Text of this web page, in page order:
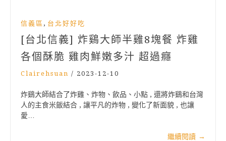
信義區 , 台北好好吃
[台北信義] 炸鷄大師半雞8塊餐 炸雞
各個酥脆 雞肉鮮嫩多汁 超過癮
Clairehsuan / 2023-12-10
炸鷄大師結合了炸雞、炸物、飲品、小點 , 還將炸鷄和台灣
人的主食米飯結合 , 讓平凡的炸物 , 變化了新面貌 , 也讓
愛…
繼續閱讀 →